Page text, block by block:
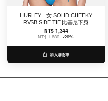
HURLEY｜女 SOLID CHEEKY
RVSB SIDE TIE 比基尼下身
NT$ 1,344
NT$ 1,680 -20%
加入購物車